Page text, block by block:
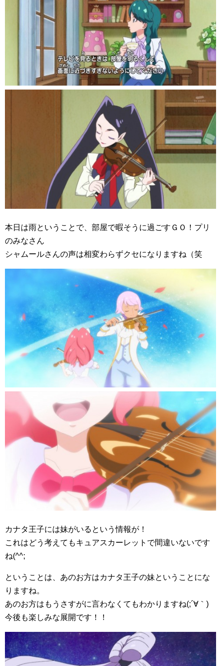
本日は雨ということで、部屋で暇そうに過ごすＧＯ！プリ
のみなさん
シャムールさんの声は相変わらずクセになりますね（笑
カナタ王子には妹がいるという情報が！
これはどう考えてもキュアスカーレットで間違いないです
ね(^^;
ということは、あのお方はカナタ王子の妹ということにな
りますね。
あのお方はもうさすがに言わなくてもわかりますね(;´∀｀)
今後も楽しみな展開です！！